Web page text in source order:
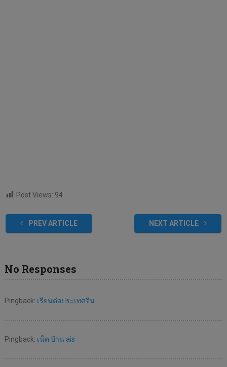
Post Views: 94
PREV ARTICLE NEXT ARTICLE
No Responses
Pingback: เรียนต่อประเทศจีน
Pingback: เน็ต บ้าน ais